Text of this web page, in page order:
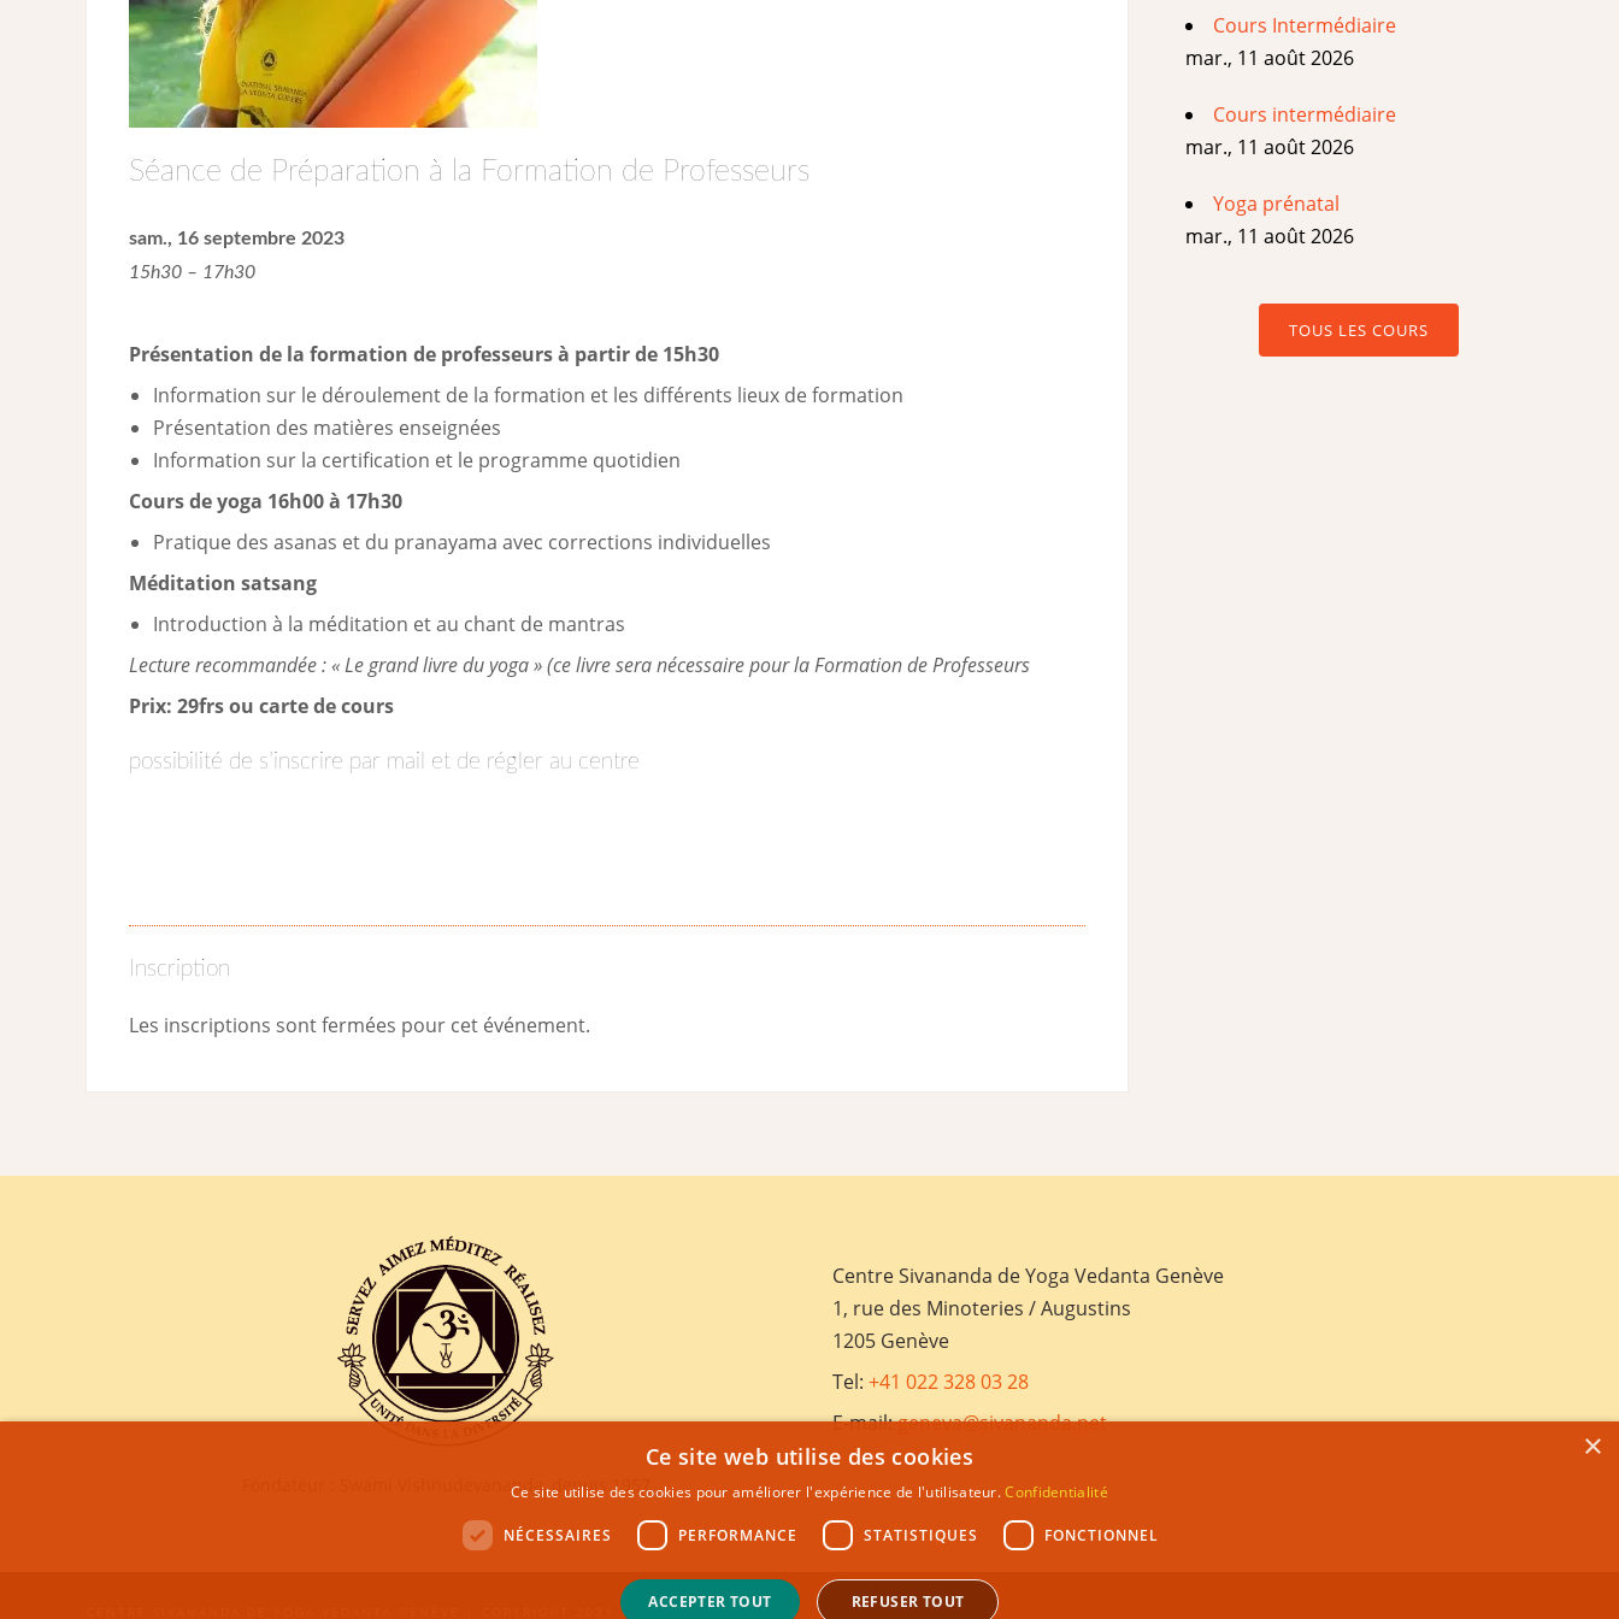
Séance de Préparation à la Formation de Professeurs
sam., 16 septembre 2023
15h30 – 17h30
Présentation de la formation de professeurs à partir de 15h30
Information sur le déroulement de la formation et les différents lieux de formation
Présentation des matières enseignées
Information sur la certification et le programme quotidien
Cours de yoga 16h00 à 17h30
Pratique des asanas et du pranayama avec corrections individuelles
Méditation satsang
Introduction à la méditation et au chant de mantras
Lecture recommandée : « Le grand livre du yoga » (ce livre sera nécessaire pour la Formation de Professeurs
Prix: 29frs ou carte de cours
possibilité de s’inscrire par mail et de régler au centre
Inscription
Les inscriptions sont fermées pour cet événement.
Cours Intermédiaire
mar., 11 août 2026
Cours intermédiaire
mar., 11 août 2026
Yoga prénatal
mar., 11 août 2026
TOUS LES COURS
Fondateur : Swami Vishnudevananda, depuis 1957
Centre Sivananda de Yoga Vedanta Genève
1, rue des Minoteries / Augustins
1205 Genève
Tel: +41 022 328 03 28
E-mail:geneva@sivananda.net
×
Ce site web utilise des cookies
Ce site utilise des cookies pour améliorer l'expérience de l'utilisateur.Confidentialité
NÉCESSAIRES PERFORMANCE STATISTIQUES FONCTIONNEL
ACCEPTER TOUT REFUSER TOUT